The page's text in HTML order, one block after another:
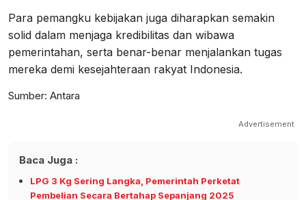
Para pemangku kebijakan juga diharapkan semakin
solid dalam menjaga kredibilitas dan wibawa
pemerintahan, serta benar-benar menjalankan tugas
mereka demi kesejahteraan rakyat Indonesia.
Sumber: Antara
Advertisement
Baca Juga :
LPG 3 Kg Sering Langka, Pemerintah Perketat
Pembelian Secara Bertahap Sepanjang 2025